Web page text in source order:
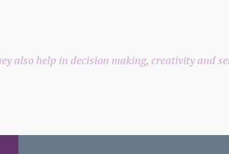
also help in decision making, creativity and